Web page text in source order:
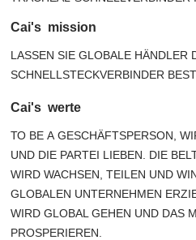
Cai's mission
LASSEN SIE GLOBALE HÄNDLER
SCHNELLSTECKVERBINDER
Cai's werte
ТО ВЕ А GESCHÄFTSPERSON,
UND DIE PARTEI LIEBEN. DIE
WIRD WACHSEN, TEILEN UND
GLOBALEN UNTERNEHMEN
WIRD GLOBAL GEHEN UND DAS
PROSPERIEREN.